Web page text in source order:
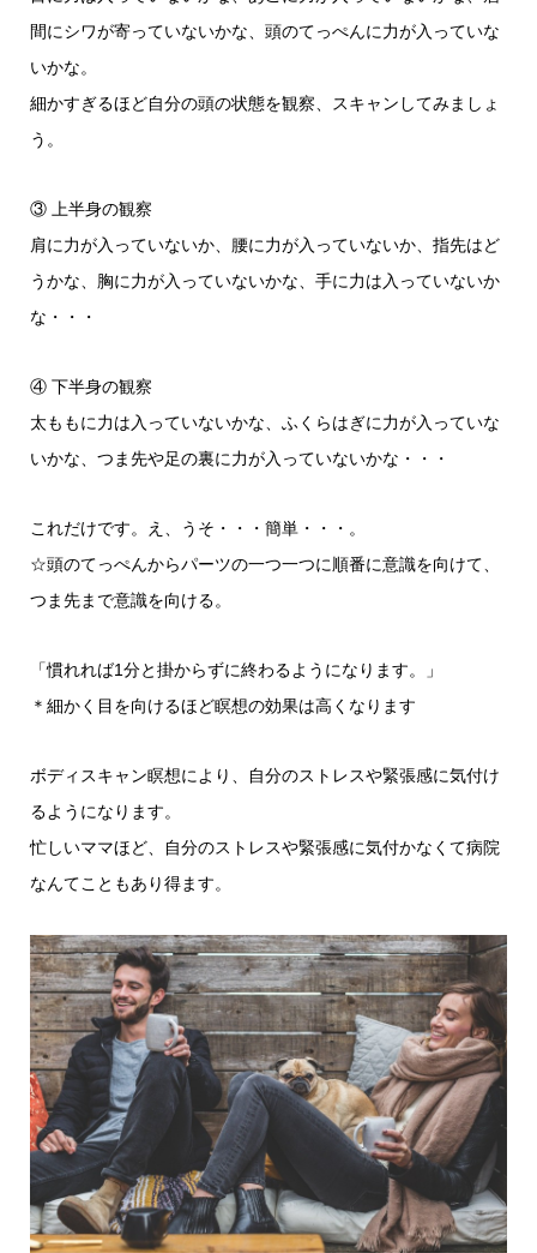
間にシワが寄っていないかな、頭のてっぺんに力が入っていな
いかな。
細かすぎるほど自分の頭の状態を観察、スキャンしてみましょ
う。
③ 上半身の観察
肩に力が入っていないか、腰に力が入っていないか、指先はど
うかな、胸に力が入っていないかな、手に力は入っていないか
な・・・
④ 下半身の観察
太ももに力は入っていないかな、ふくらはぎに力が入っていな
いかな、つま先や足の裏に力が入っていないかな・・・
これだけです。え、うそ・・・簡単・・・。
☆頭のてっぺんからパーツの一つ一つに順番に意識を向けて、
つま先まで意識を向ける。
「慣れれば1分と掛からずに終わるようになります。」
＊細かく目を向けるほど瞑想の効果は高くなります
ボディスキャン瞑想により、自分のストレスや緊張感に気付け
るようになります。
忙しいママほど、自分のストレスや緊張感に気付かなくて病院
なんてこともあり得ます。